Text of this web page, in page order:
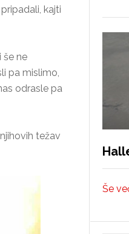
kajti
še ne
pa mislimo,
odrasle pa
težav
Še